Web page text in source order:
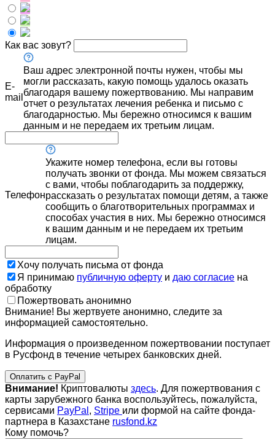
Как вас зовут?
E-
mail
Ваш адрес электронной почты нужен, чтобы мы
могли рассказать, какую помощь удалось оказать
благодаря вашему пожертвованию. Мы направим
отчет о результатах лечения ребенка и письмо с
благодарностью. Мы бережно относимся к вашим
данным и не передаем их третьим лицам.
Телефон
Укажите номер телефона, если вы готовы
получать звонки от фонда. Мы можем связаться
с вами, чтобы поблагодарить за поддержку,
рассказать о результатах помощи детям, а также
сообщить о благотворительных программах и
способах участия в них. Мы бережно относимся
к вашим данным и не передаем их третьим
лицам.
Хочу получать письма от фонда
Я принимаю публичную оферту и даю согласие на
обработку
Пожертвовать анонимно
Внимание! Вы жертвуете анонимно, следите за
информацией самостоятельно.
Информация о произведенном пожертвовании поступает
в Русфонд в течение четырех банковских дней.
Оплатить с PayPal
Внимание! Криптовалюты здесь. Для пожертвования с
карты зарубежного банка воспользуйтесь, пожалуйста,
сервисами PayPal , Stripe или формой на сайте фонда-
партнера в Казахстане rusfond.kz
Кому помочь?